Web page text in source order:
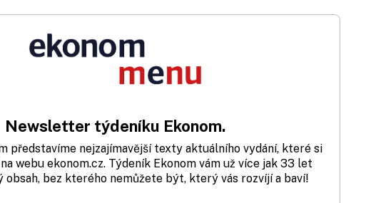
Newsletter týdeníku Ekonom.
představíme nejzajímavější texty aktuálního vydání, které si
webu ekonom.cz. Týdeník Ekonom vám už více jak 33 let
obsah, bez kterého nemůžete být, který vás rozvíjí a baví!